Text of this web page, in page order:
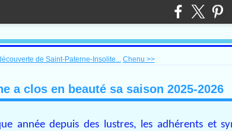
de Saint-Paterne-Insolite... Chenu >>
a clos en beauté sa saison 2025-2026
année depuis des lustres, les adhérents et